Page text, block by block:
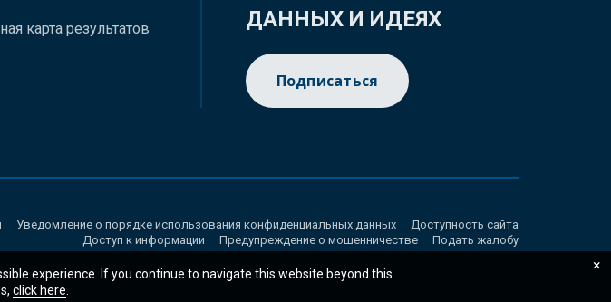
карта результатов
ДАННЫХ И ИДЕЯХ
Подписаться
Уведомление о порядке использования конфиденциальных данных
Доступность сайта
Доступ к информации
Предупреждение о мошенничестве Подать жалобу
experience. If you continue to navigate this website beyond this
click here
×